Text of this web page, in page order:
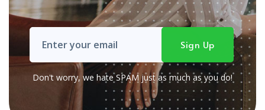
Don't worry, we hate SPAM just as much as you do!